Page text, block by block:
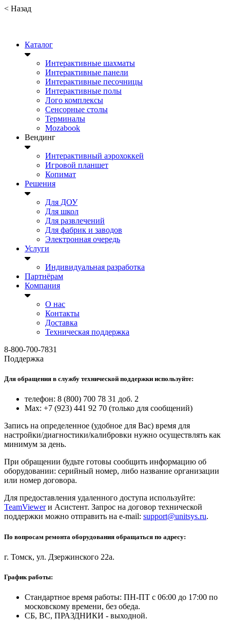
< Назад
Каталог
Интерактивные шахматы
Интерактивные панели
Интерактивные песочницы
Интерактивные полы
Лого комплексы
Сенсорные столы
Терминалы
Mozabook
Вендинг
Интерактивный аэрохоккей
Игровой планшет
Копимат
Решения
Для ДОУ
Для школ
Для развлечений
Для фабрик и заводов
Электронная очередь
Услуги
Индивидуальная разработка
Партнёрам
Компания
О нас
Контакты
Доставка
Техническая поддержка
8-800-700-7831
Поддержка
Для обращения в службу технической поддержки используйте:
телефон: 8 (800) 700 78 31 доб. 2
Max: +7 (923) 441 92 70 (только для сообщений)
Запись на определенное (удобное для Вас) время для
настройки/диагностики/калибровки нужно осуществлять как
минимум за день.
При обращении будьте готовы сообщить информацию об
оборудовании: серийный номер, либо название организации
или номер договора.
Для предоставления удаленного доступа используйте:
TeamViewerи Асистент. Запрос на договор технической
поддержки можно отправить на e-mail: support@unitsys.ru.
По вопросам ремонта оборудования обращаться по адресу:
г. Томск, ул. Дзержинского 22а.
График работы:
Стандартное время работы: ПН-ПТ с 06:00 до 17:00 по
московскому времени, без обеда.
СБ, ВС, ПРАЗДНИКИ - выходной.